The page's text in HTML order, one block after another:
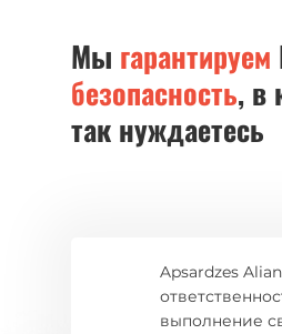
Мы гарантируем
безопасность, в
так нуждаетесь
Apsardzes
выполнение